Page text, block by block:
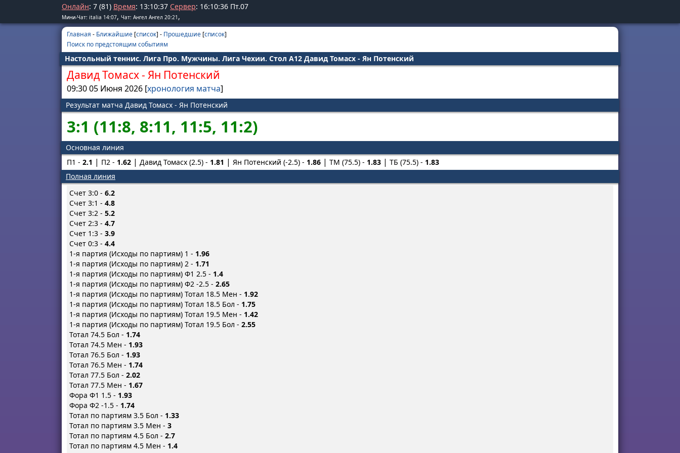
Онлайн: 7 (81) Время: 13:10:37 Сервер: 16:10:36 Пт.07
Мини-Чат: italia 14:07, Чат: Ангел Ангел 20:21 ,
Главная - Ближайшие [список] - Прошедшие [список]
Поиск по предстоящим событиям
Настольный теннис. Лига Про. Мужчины. Лига Чехии. Стол А12 Давид Томасх - Ян Потенский
Давид Томасх- Ян Потенский
09:30 05 Июня 2026 [хронология матча]
Результат матча Давид Томасх - Ян Потенский
3:1 (11:8, 8:11, 11:5, 11:2)
Основная линия
П1 - 2.1 П2 - 1.62 Давид Томасх (2.5) - 1.81 Ян Потенский (-2.5) - 1.86 ТМ (75.5) - 1.83 ТБ (75.5) - 1.83
Полная линия
Счет 3:0 - 6.2
Счет 3:1 - 4.8
Счет 3:2 - 5.2
Счет 2:3 - 4.7
Счет 1:3 - 3.9
Счет 0:3 - 4.4
1-я партия (Исходы по партиям) 1 - 1.96
1-я партия (Исходы по партиям) 2 - 1.71
1-я партия (Исходы по партиям) Ф1 2.5 - 1.4
1-я партия (Исходы по партиям) Ф2 -2.5 - 2.65
1-я партия (Исходы по партиям) Тотал 18.5 Мен - 1.92
1-я партия (Исходы по партиям) Тотал 18.5 Бол - 1.75
1-я партия (Исходы по партиям) Тотал 19.5 Мен - 1.42
1-я партия (Исходы по партиям) Тотал 19.5 Бол - 2.55
Тотал 74.5 Бол - 1.74
Тотал 74.5 Мен - 1.93
Тотал 76.5 Бол - 1.93
Тотал 76.5 Мен - 1.74
Тотал 77.5 Бол - 2.02
Тотал 77.5 Мен - 1.67
Фора Ф1 1.5 - 1.93
Фора Ф2 -1.5 - 1.74
Тотал по партиям 3.5 Бол - 1.33
Тотал по партиям 3.5 Мен - 3
Тотал по партиям 4.5 Бол - 2.7
Тотал по партиям 4.5 Мен - 1.4